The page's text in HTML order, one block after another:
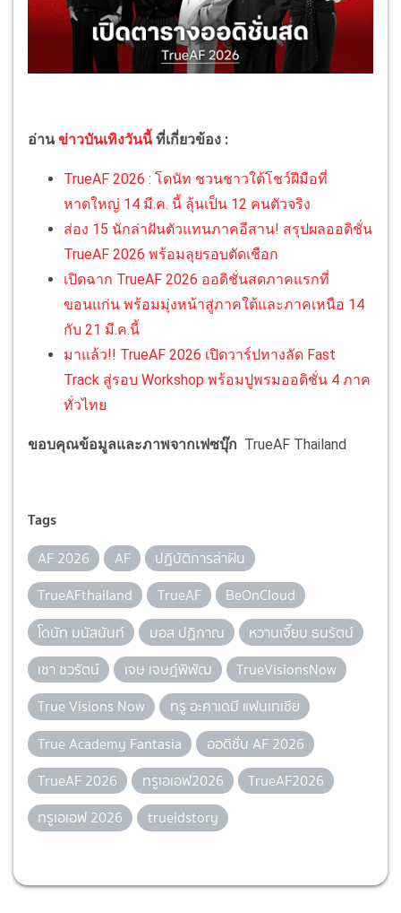
อ่านข่าวบันเทิงวันนี้ ที่เกี่ยวข้อง :
TrueAF 2026 : โดนัท ชวนชาวใต้โชว์ฝีมือที่
หาดใหญ่ 14 มี.ค. นี้ ลุ้นเป็น 12 คนตัวจริง
ส่อง 15 นักล่าฝันตัวแทนภาคอีสาน! สรุปผลออดิชั่น
TrueAF 2026 พร้อมลุยรอบตัดเชือก
เปิดฉาก TrueAF 2026 ออดิชั่นสดภาคแรกที่
ขอนแก่น พร้อมมุ่งหน้าสู่ภาคใต้และภาคเหนือ 14
กับ 21 มี.ค.นี้
มาแล้ว!! TrueAF 2026 เปิดวาร์ปทางลัด Fast
Track สู่รอบ Workshop พร้อมปูพรมออดิชั่น 4 ภาค
ทั่วไทย
ขอบคุณข้อมูลและภาพจากเฟซบุ๊ก TrueAF Thailand
Tags
AF 2026 AF
ปฏิบัติการล่าฝัน
TrueAFthailand
TrueAF
BeOnCloud
โดนัท มนัสนันท์
มอส ปฏิภาณ
หวานเจี๊ยบ ธนรัตน์
เชา ชวรัตน์
เจษ เจษฎ์พิพัฒ
TrueVisionsNow
True Visions Now
ทรู อะคาเดมี แฟนเทเชีย
True Academy Fantasia
ออดิชั่น AF 2026
TrueAF 2026
ทรูเอเอฟ2026
TrueAF2026
ทรูเอเอฟ 2026
trueidstory